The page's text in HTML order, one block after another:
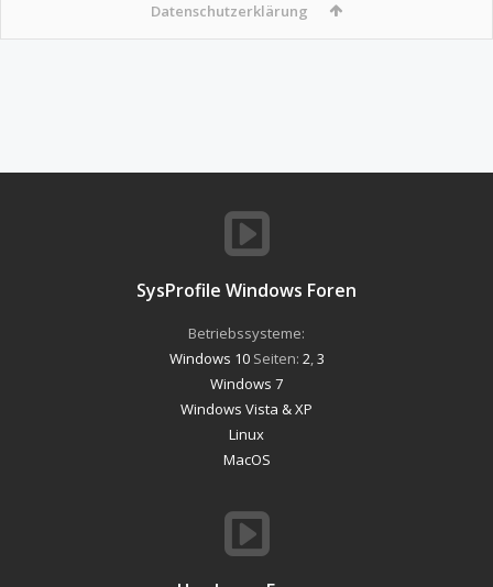
Datenschutzerklärung
SysProfile Windows Foren
Betriebssysteme:
Windows 10Seiten: 2,3
Windows 7
Windows Vista & XP
Linux
MacOS